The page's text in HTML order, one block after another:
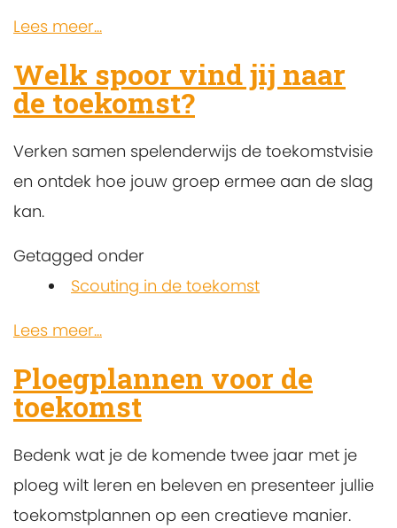
Lees meer...
Welk spoor vind jij naar
de toekomst?
Verken samen spelenderwijs de toekomstvisie
en ontdek hoe jouw groep ermee aan de slag
kan.
Getagged onder
Scouting in de toekomst
Lees meer...
Ploegplannen voor de
toekomst
Bedenk wat je de komende twee jaar met je
ploeg wilt leren en beleven en presenteer jullie
toekomstplannen op een creatieve manier.